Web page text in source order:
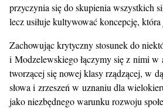
przyczynia się do skupienia wszystkich
lecz usiłuje kultywować koncepcję, która
Zachowując krytyczny stosunek do
i Modzelewskiego łączymy się z nimi w
tworzącej się nowej klasy rządzącej, w
słowa i zrzeszeń w uznaniu dla
jako niezbędnego warunku rozwoju